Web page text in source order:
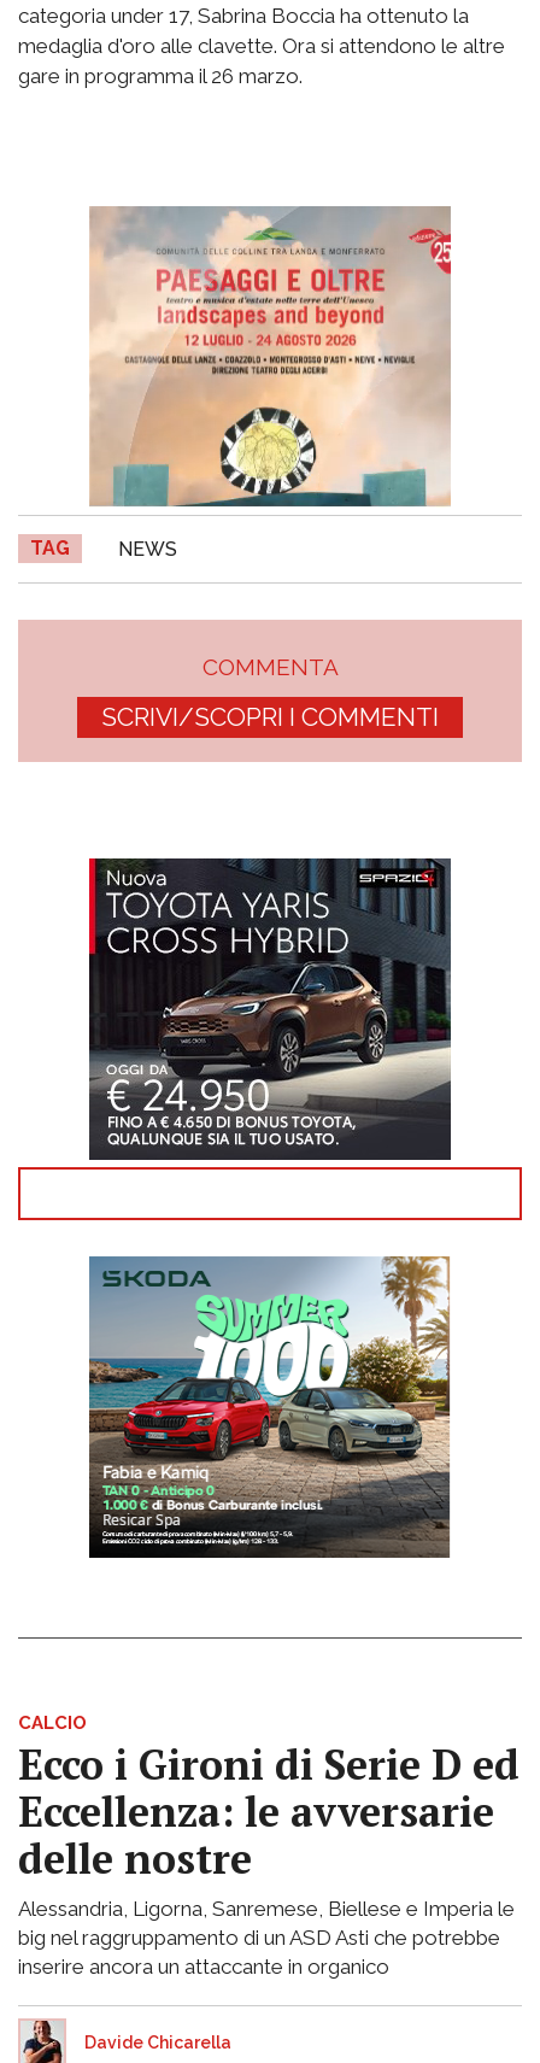
categoria under 17, Sabrina Boccia ha ottenuto la
medaglia d'oro alle clavette. Ora si attendono le altre
gare in programma il 26 marzo.
TAG NEWS
COMMENTA
SCRIVI/SCOPRI I COMMENTI
CALCIO
Ecco i Gironi di Serie D ed
Eccellenza: le avversarie
delle nostre
Alessandria, Ligorna, Sanremese, Biellese e Imperia le
big nel raggruppamento di un ASD Asti che potrebbe
inserire ancora un attaccante in organico
Davide Chicarella